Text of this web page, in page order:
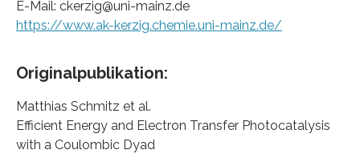
E-Mail: ckerzig@uni-mainz.de
https://www.ak-kerzig.chemie.uni-mainz.de/
Originalpublikation:
Matthias Schmitz et al.
Efficient Energy and Electron Transfer Photocatalysis
with a Coulombic Dyad